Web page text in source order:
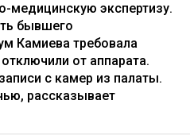
медицинскую экспертизу.
бывшего
Камиева требовала
от аппарата.
с камер из палаты.
рассказывает